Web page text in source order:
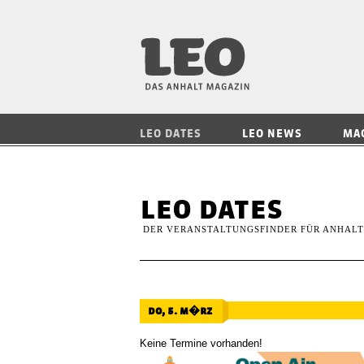
LEO DATES LEO NEWS
leo dates
DER VERANSTALTUNGSFINDER FÜR ANHALT
do, 5. m�rz
Keine Termine vorhanden!